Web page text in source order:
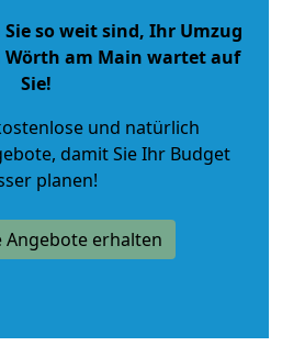
so weit sind, Ihr Umzug
am Main wartet auf
Sie!
und natürlich
, damit Sie Ihr Budget
planen!
Angebote erhalten